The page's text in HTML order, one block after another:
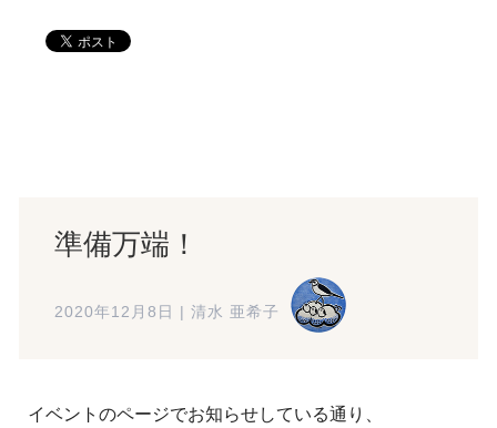
準備万端！
2020年12月8日 | 清水 亜希子
イベントのページでお知らせしている通り、